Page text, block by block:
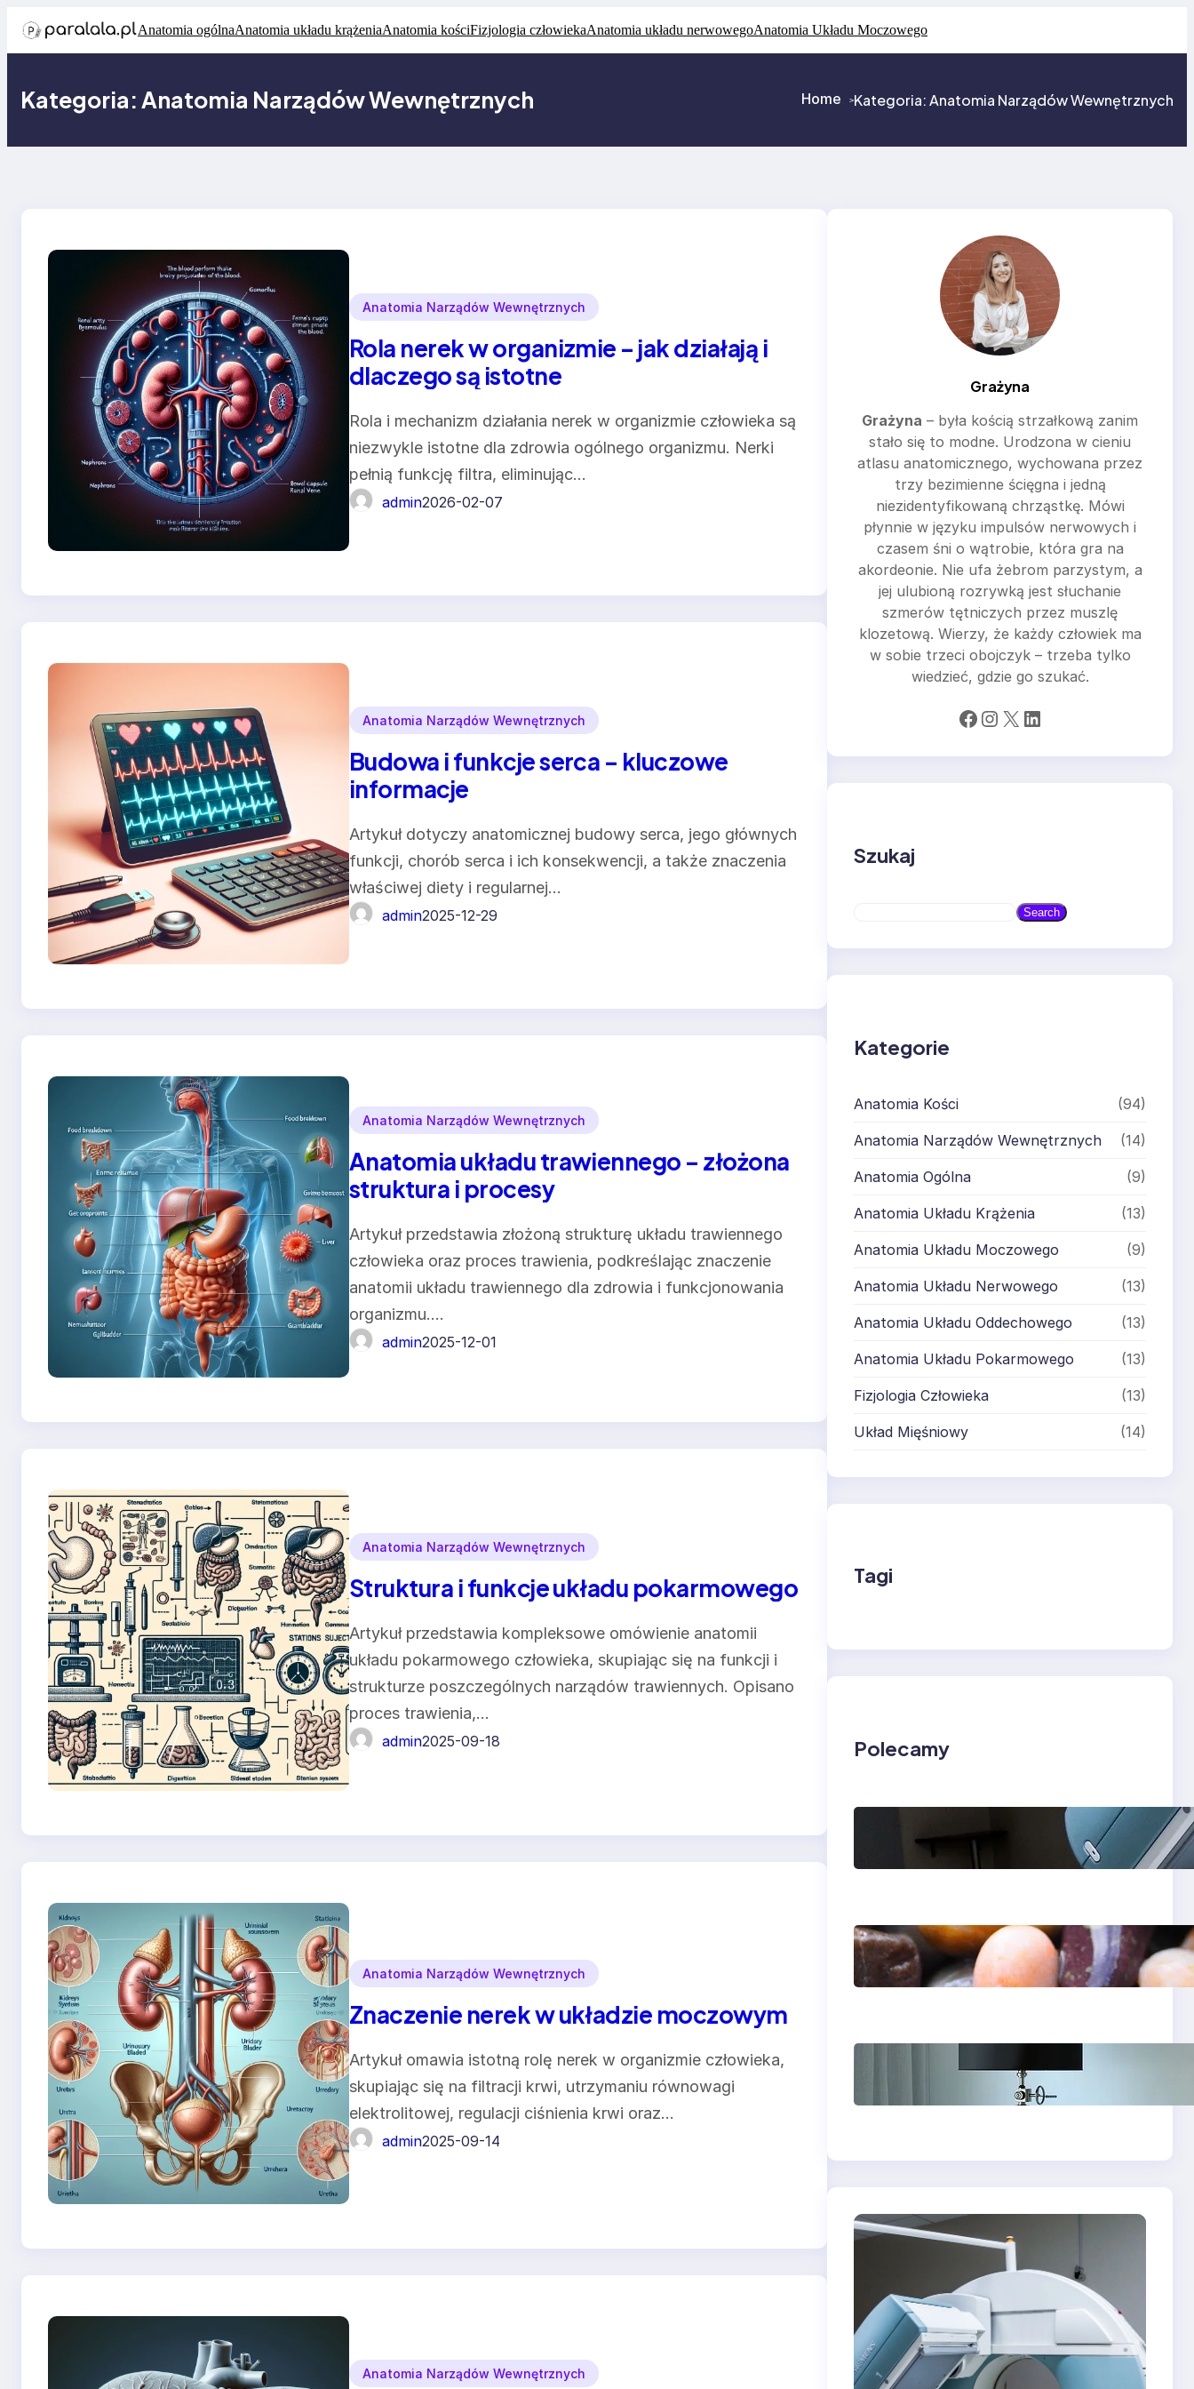
Anatomia ogólnaAnatomia układu krążeniaAnatomia kościFizjologia człowiekaAnatomia układu nerwowegoAnatomia Układu Moczowego
Kategoria:Anatomia Narządów Wewnętrznych Home >Kategoria:Anatomia Narządów Wewnętrznych
Anatomia Narządów Wewnętrznych
Rola nerek w organizmie – jak działają i
dlaczego są istotne
Rola i mechanizm działania nerek w organizmie człowieka są
niezwykle istotne dla zdrowia ogólnego organizmu. Nerki
pełnią funkcję filtra, eliminując…
admin2026-02-07
Anatomia Narządów Wewnętrznych
Budowa i funkcje serca – kluczowe
informacje
Artykuł dotyczy anatomicznej budowy serca, jego głównych
funkcji, chorób serca i ich konsekwencji, a także znaczenia
właściwej diety i regularnej…
admin2025-12-29
Anatomia Narządów Wewnętrznych
Anatomia układu trawiennego – złożona
struktura i procesy
Artykuł przedstawia złożoną strukturę układu trawiennego
człowieka oraz proces trawienia, podkreślając znaczenie
anatomii układu trawiennego dla zdrowia i funkcjonowania
organizmu.…
admin2025-12-01
Anatomia Narządów Wewnętrznych
Struktura i funkcje układu pokarmowego
Artykuł przedstawia kompleksowe omówienie anatomii
układu pokarmowego człowieka, skupiając się na funkcji i
strukturze poszczególnych narządów trawiennych. Opisano
proces trawienia,…
admin2025-09-18
Anatomia Narządów Wewnętrznych
Znaczenie nerek w układzie moczowym
Artykuł omawia istotną rolę nerek w organizmie człowieka,
skupiając się na filtracji krwi, utrzymaniu równowagi
elektrolitowej, regulacji ciśnienia krwi oraz…
admin2025-09-14
Anatomia Narządów Wewnętrznych
Grażyna
Grażyna – była kością strzałkową zanim
stało się to modne. Urodzona w cieniu
atlasu anatomicznego, wychowana przez
trzy bezimienne ścięgna i jedną
niezidentyfikowaną chrząstkę. Mówi
płynnie w języku impulsów nerwowych i
czasem śni o wątrobie, która gra na
akordeonie. Nie ufa żebrom parzystym, a
jej ulubioną rozrywką jest słuchanie
szmerów tętniczych przez muszlę
klozetową. Wierzy, że każdy człowiek ma
w sobie trzeci obojczyk – trzeba tylko
wiedzieć, gdzie go szukać.
Facebook Instagram X LinkedIn
Szukaj
a
Search
Kategorie
Anatomia Kości (94)
Anatomia Narządów Wewnętrznych (14)
Anatomia Ogólna (9)
Anatomia Układu Krążenia (13)
Anatomia Układu Moczowego (9)
Anatomia Układu Nerwowego (13)
Anatomia Układu Oddechowego (13)
Anatomia Układu Pokarmowego (13)
Fizjologia Człowieka (13)
Układ Mięśniowy (14)
Tagi
Polecamy
magnetyczny w
Lesznie i Zielonej
Ile kosztuje aparat
ortodontyczny —
przewodnik po
psychodynamiczna
w Bydgoszczy — jak
gabinet